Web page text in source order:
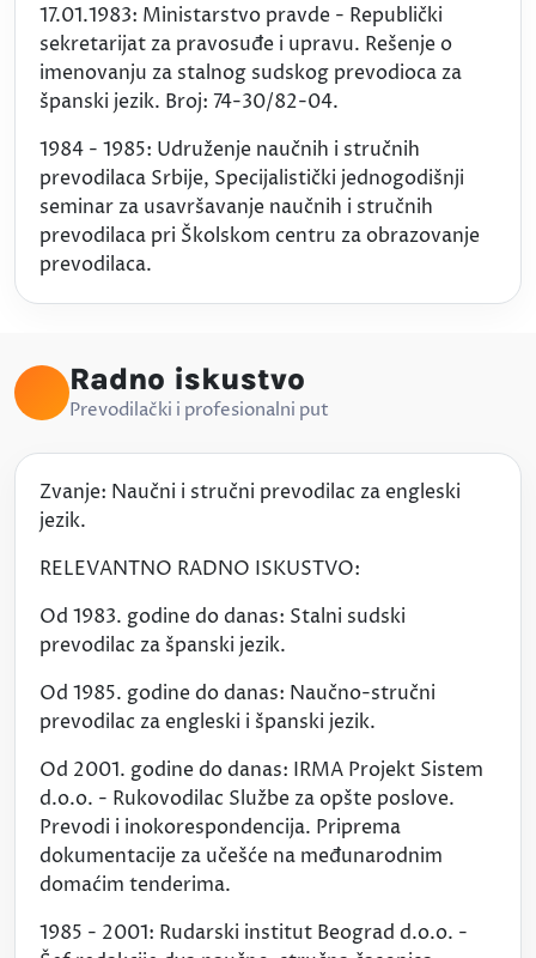
17.01.1983: Ministarstvo pravde - Republički
sekretarijat za pravosuđe i upravu. Rešenje o
imenovanju za stalnog sudskog prevodioca za
španski jezik. Broj: 74-30/82-04.
1984 - 1985: Udruženje naučnih i stručnih
prevodilaca Srbije, Specijalistički jednogodišnji
seminar za usavršavanje naučnih i stručnih
prevodilaca pri Školskom centru za obrazovanje
prevodilaca.
Radno iskustvo
Prevodilački i profesionalni put
Zvanje: Naučni i stručni prevodilac za engleski
jezik.
RELEVANTNO RADNO ISKUSTVO:
Od 1983. godine do danas: Stalni sudski
prevodilac za španski jezik.
Od 1985. godine do danas: Naučno-stručni
prevodilac za engleski i španski jezik.
Od 2001. godine do danas: IRMA Projekt Sistem
d.o.o. - Rukovodilac Službe za opšte poslove.
Prevodi i inokorespondencija. Priprema
dokumentacije za učešće na međunarodnim
domaćim tenderima.
1985 - 2001: Rudarski institut Beograd d.o.o. -